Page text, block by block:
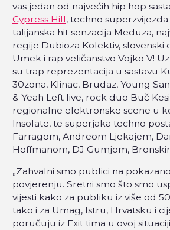
vas jedan od najvećih hip hop
Cypress Hill, techno
talijanska hit senzacija Meduza,
regije Dubioza Kolektiv, slovenski
Umek i rap veličanstvo Vojko V!
su trap reprezentacija u sastavu
30zona, Klinac, Brudaz, Young
& Yeah Left live, rock duo Buč
regionalne elektronske scene u
Insolate, te superjaka techno
Farragom, Andreom Ljekajem,
Hoffmanom, DJ Gumjom,
„Zahvalni smo publici na
povjerenju. Sretni smo što smo
vijesti kako za publiku iz više od
tako i za Umag, Istru, Hrvatsku i
poručuju iz Exit tima u ovoj